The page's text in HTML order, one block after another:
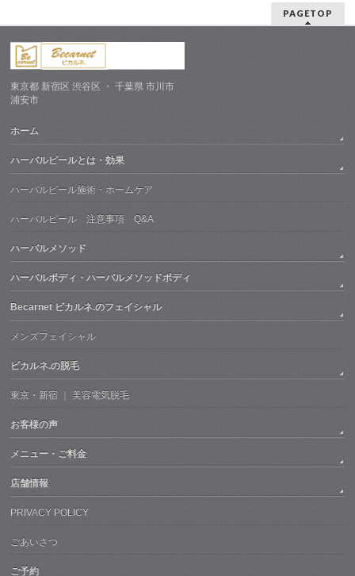
PAGETOP
東京都 新宿区 渋谷区 ・ 千葉県 市川市
浦安市
ホーム
ハーバルピールとは・効果
ハーバルピール施術・ホームケア
ハーバルピール 注意事項 Q&A
ハーバルメソッド
ハーバルボディ・ハーバルメソッドボディ
Becarnet ビカルネ.のフェイシャル
メンズフェイシャル
ビカルネ.の脱毛
東京・新宿 ｜ 美容電気脱毛
お客様の声
メニュー・ご料金
店舗情報
PRIVACY POLICY
ごあいさつ
ご予約